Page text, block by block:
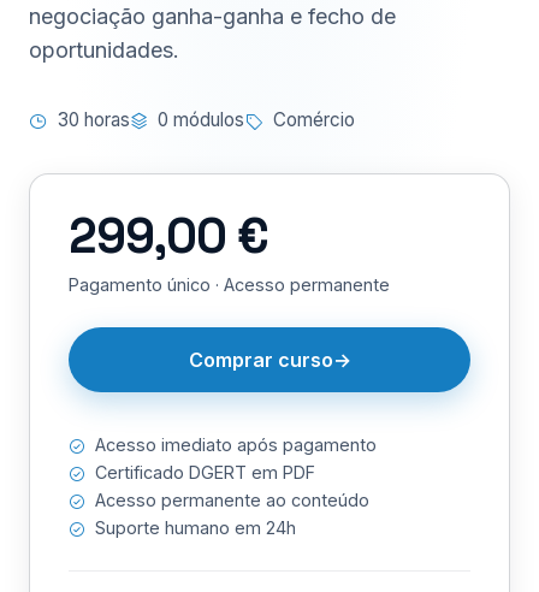
negociação ganha-ganha e fecho de
oportunidades.
30 horas 0 módulos Comércio
299,00 €
Pagamento único · Acesso permanente
Comprar curso
Acesso imediato após pagamento
Certificado DGERT em PDF
Acesso permanente ao conteúdo
Suporte humano em 24h